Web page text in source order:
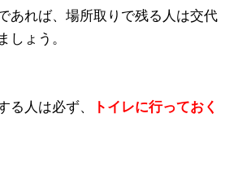
あれば、場所取りで残る人は交代
しょう。
る人は必ず、
トイレに行っておく